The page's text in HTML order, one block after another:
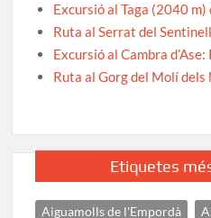
Excursió al Taga (2040 m)
Ruta al Serrat del
Excursió al Cambra d’Ase:
Ruta al Gorg del Molí
Etiquetes
Aiguamolls de l'Empordà